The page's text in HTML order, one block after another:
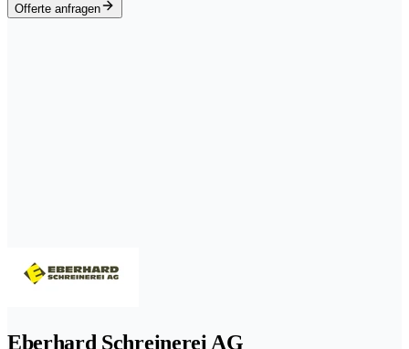
Offerte anfragen
Eberhard Schreinerei AG